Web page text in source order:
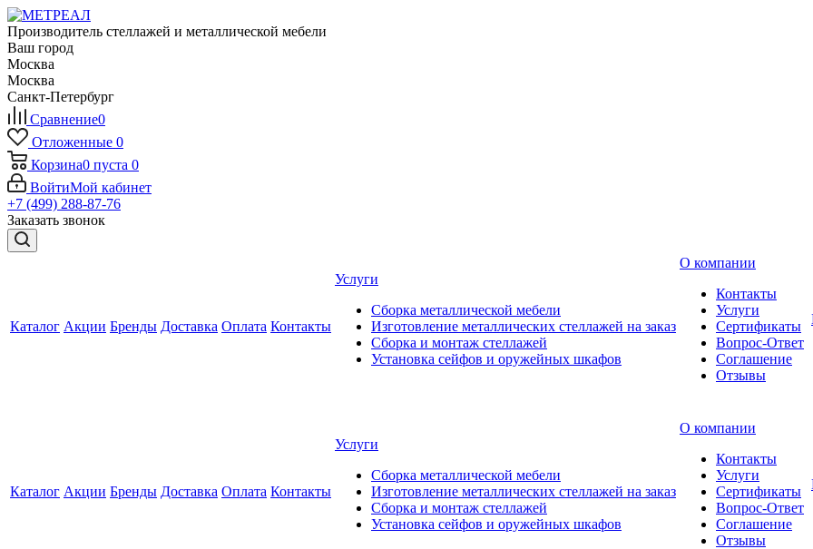
Производитель стеллажей и металлической мебели
Ваш город
Москва
Москва
Санкт-Петербург
Сравнение0
Отложенные 0
Корзина0 пуста 0
ВойтиМой кабинет
+7 (499) 288-87-76
Заказать звонок
Каталог Акции Бренды Доставка Оплата Контакты
Услуги
Сборка металлической мебели
Изготовление металлических стеллажей на заказ
Сборка и монтаж стеллажей
Установка сейфов и оружейных шкафов
О компании
Контакты
Услуги
Сертификаты
Вопрос-Ответ
Соглашение
Отзывы
Каталог Акции Бренды Доставка Оплата Контакты
Услуги
Сборка металлической мебели
Изготовление металлических стеллажей на заказ
Сборка и монтаж стеллажей
Установка сейфов и оружейных шкафов
О компании
Контакты
Услуги
Сертификаты
Вопрос-Ответ
Соглашение
Отзывы